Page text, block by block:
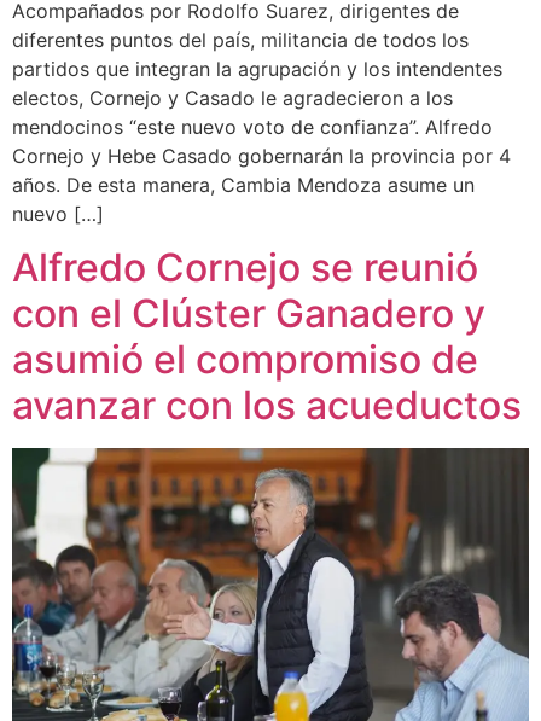
Acompañados por Rodolfo Suarez, dirigentes de
diferentes puntos del país, militancia de todos los
partidos que integran la agrupación y los intendentes
electos, Cornejo y Casado le agradecieron a los
mendocinos “este nuevo voto de confianza”. Alfredo
Cornejo y Hebe Casado gobernarán la provincia por 4
años. De esta manera, Cambia Mendoza asume un
nuevo […]
Alfredo Cornejo se reunió
con el Clúster Ganadero y
asumió el compromiso de
avanzar con los acueductos